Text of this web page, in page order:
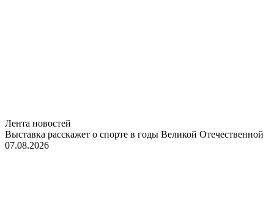
Лента новостей
Выставка расскажет о спорте в годы Великой Отечественной
07.08.2026